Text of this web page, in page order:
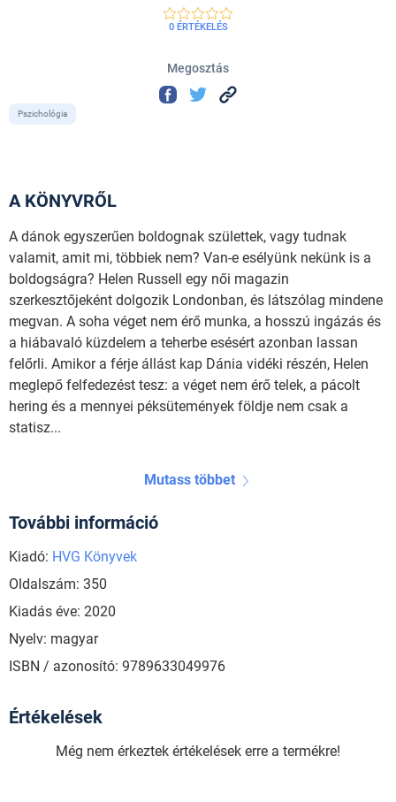
0 ÉRTÉKELÉS
Megosztás
Pszichológia
A KÖNYVRŐL
A dánok egyszerűen boldognak születtek, vagy tudnak
valamit, amit mi, többiek nem? Van-e esélyünk nekünk is a
boldogságra? Helen Russell egy női magazin
szerkesztőjeként dolgozik Londonban, és látszólag mindene
megvan. A soha véget nem érő munka, a hosszú ingázás és
a hiábavaló küzdelem a teherbe esésért azonban lassan
felőrli. Amikor a férje állást kap Dánia vidéki részén, Helen
meglepő felfedezést tesz: a véget nem érő telek, a pácolt
hering és a mennyei péksütemények földje nem csak a
statisz...
Mutass többet
További információ
Kiadó: HVG Könyvek
Oldalszám: 350
Kiadás éve: 2020
Nyelv: magyar
ISBN / azonosító: 9789633049976
Értékelések
Még nem érkeztek értékelések erre a termékre!